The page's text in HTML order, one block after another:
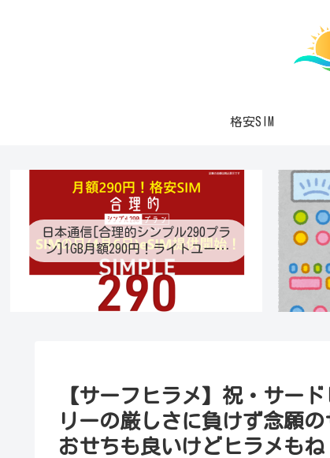
格安SIM
日本通信[合理的シンプル290プラ
ン]1GB月額290円！ライトユーザ
ー待望の最適プラン登場！プラン
変更も可能に！eSIM提供開始！通
話定額オプション月70分通話390
円！
【サーフヒラメ】祝・サー
リーの厳しさに負けず念願
おせちも良いけどヒラメもね